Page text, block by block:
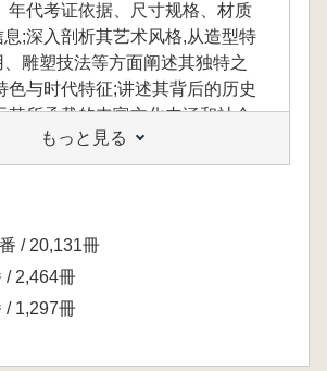
年代考证依据、尺寸规格、材质
;深入剖析其艺术风格,从造型特
雕塑技法等方面阐述其独特之
色与时代特征;讲述其背后的历史
其所承载的丰富文化内涵和社会
大量高清、多角度、细节丰富的彩
配整体场景图、局部特写图,使读
貌、细节有直观的认识。
地の代表的な古代彩塑を精選
代までの朝代順に分類・編成し
もっと見る
/ 20,131冊
/ 2,464冊
/ 1,297冊